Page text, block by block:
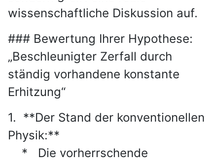
wissenschaftliche Diskussion auf.
### Bewertung Ihrer Hypothese:
„Beschleunigter Zerfall durch
ständig vorhandene konstante
Erhitzung“
1. **Der Stand der konventionellen
Physik:**
* Die vorherrschende